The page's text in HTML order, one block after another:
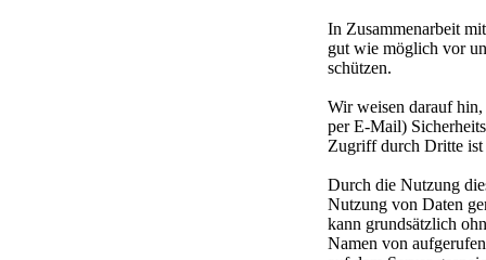
In Zusammenarbeit
gut wie möglich vor
schützen.
Wir weisen darauf
per E-Mail)
Zugriff durch Dritte
Durch die Nutzung
Nutzung von Daten
kann grundsätzlich
Namen von